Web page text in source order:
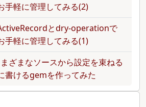
手軽に管理してみる(2)
とdry-operationで
手軽に管理してみる(1)
ざまなソースから設定を束ねる
書けるgemを作ってみた